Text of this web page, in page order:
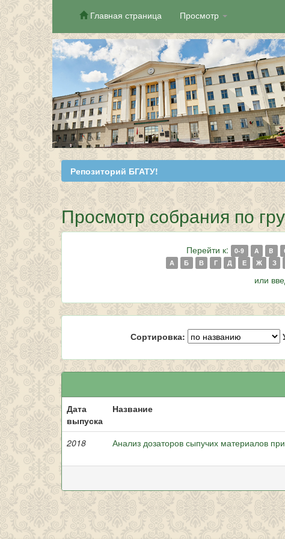
Skip
navigation
Главная страница Просмотр
Репозиторий БГАТУ!
Просмотр собрания по
Перейти к: 0-9 A B
А
Б В Г Д Е Ж З
или
Сортировка:
Дата
выпуска
Название
2018 Анализ дозаторов сыпучих материалов